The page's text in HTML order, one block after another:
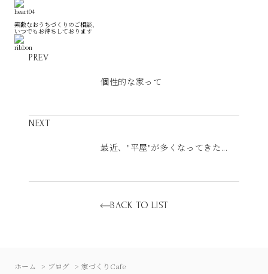
素敵なおうちづくりのご相談、
いつでもお待ちしております
PREV
個性的な家って
BACK TO LIST
NEXT
最近、"平屋"が多くなってきた...
ホーム ブログ 家づくりCafe